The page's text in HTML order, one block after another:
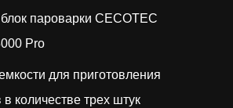
пароварки CECOTEC
Pro
для приготовления
в количестве трех штук